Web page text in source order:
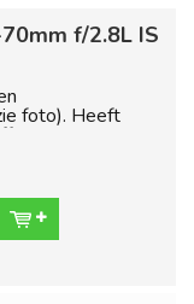
f/2.8L IS
foto). Heeft
op genomen